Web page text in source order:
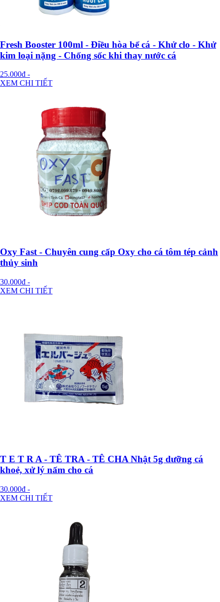
Fresh Booster 100ml - Điều hòa bể cá - Khử clo - Khử
kim loại nặng - Chống sốc khi thay nước cá
25.000đ -
XEM CHI TIẾT
Oxy Fast - Chuyên cung cấp Oxy cho cá tôm tép cảnh
thủy sinh
30.000đ -
XEM CHI TIẾT
T E T R A - TÊ TRA - TÊ CHA Nhật 5g dưỡng cá
khoẻ, xử lý nấm cho cá
30.000đ -
XEM CHI TIẾT